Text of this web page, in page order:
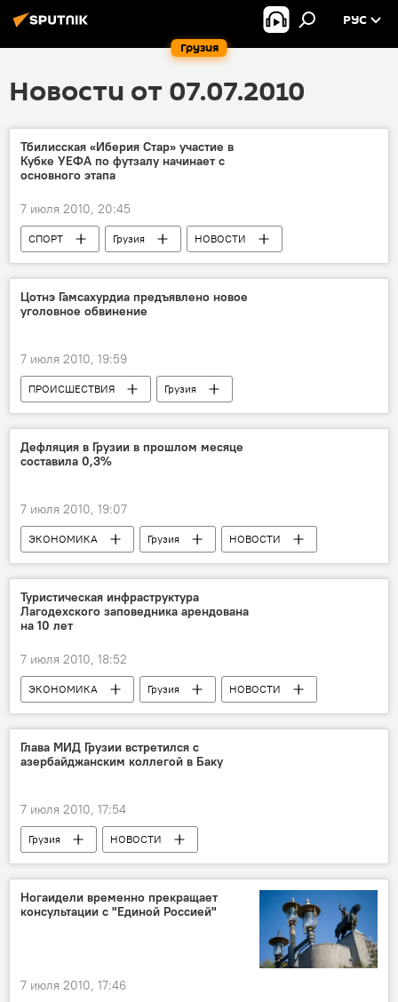
Грузия
РУС
Новости от 07.07.2010
Тбилисская «Иберия Стар» участие в
Кубке УЕФА по футзалу начинает с
основного этапа
7 июля 2010, 20:45
СПОРТ Грузия НОВОСТИ
Цотнэ Гамсахурдиа предъявлено новое
уголовное обвинение
7 июля 2010, 19:59
ПРОИСШЕСТВИЯ
Грузия
НОВОСТИ
Дефляция в Грузии в прошлом месяце
составила 0,3%
7 июля 2010, 19:07
ЭКОНОМИКА Грузия
НОВОСТИ
ОБЩЕСТВО
Туристическая инфраструктура
Лагодехского заповедника арендована
на 10 лет
7 июля 2010, 18:52
ЭКОНОМИКА Грузия
НОВОСТИ
ОБЩЕСТВО
Глава МИД Грузии встретился с
азербайджанским коллегой в Баку
7 июля 2010, 17:54
Грузия НОВОСТИ
Ногаидели временно прекращает
консультации с "Единой Россией"
7 июля 2010, 17:46